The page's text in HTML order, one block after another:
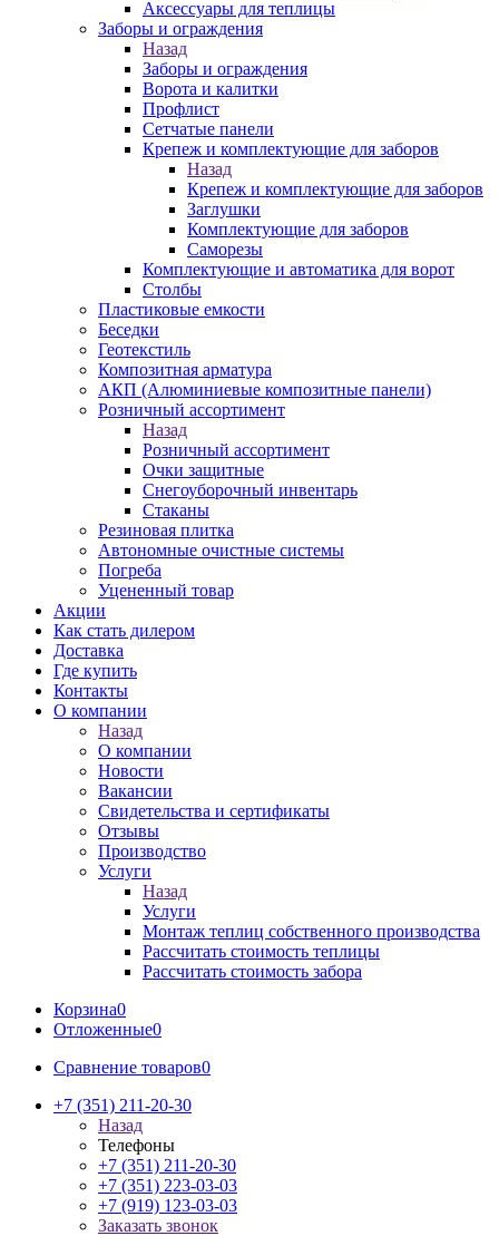
Аксессуары для теплицы
Заборы и ограждения
Назад
Заборы и ограждения
Ворота и калитки
Профлист
Сетчатые панели
Крепеж и комплектующие для заборов
Назад
Крепеж и комплектующие для заборов
Заглушки
Комплектующие для заборов
Саморезы
Комплектующие и автоматика для ворот
Столбы
Пластиковые емкости
Беседки
Геотекстиль
Композитная арматура
АКП (Алюминиевые композитные панели)
Розничный ассортимент
Назад
Розничный ассортимент
Очки защитные
Снегоуборочный инвентарь
Стаканы
Резиновая плитка
Автономные очистные системы
Погреба
Уцененный товар
Акции
Как стать дилером
Доставка
Где купить
Контакты
О компании
Назад
О компании
Новости
Вакансии
Свидетельства и сертификаты
Отзывы
Производство
Услуги
Назад
Услуги
Монтаж теплиц собственного производства
Рассчитать стоимость теплицы
Рассчитать стоимость забора
Корзина0
Отложенные0
Сравнение товаров0
+7 (351) 211-20-30
Назад
Телефоны
+7 (351) 211-20-30
+7 (351) 223-03-03
+7 (919) 123-03-03
Заказать звонок